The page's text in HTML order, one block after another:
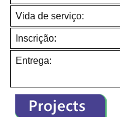
Vida de serviço:
Inscrição:
Entrega: